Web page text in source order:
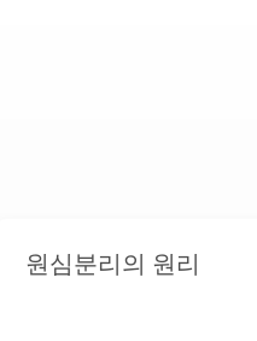
원심분리의 원리